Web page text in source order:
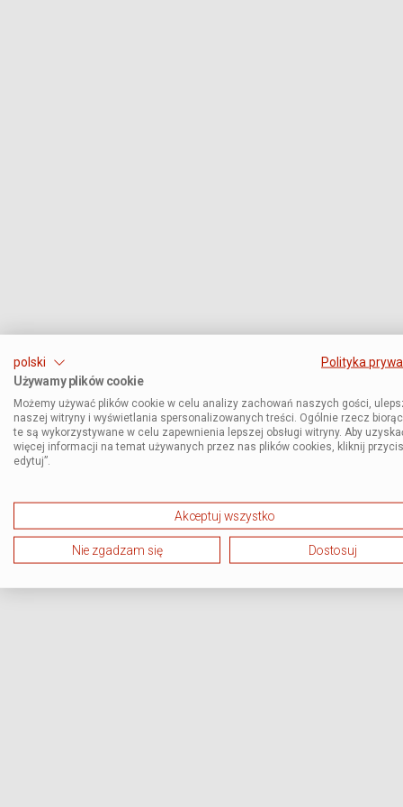
polski
Polityka
Używamy plików cookie
Możemy używać plików cookie w celu analizy zachowań naszych gości,
naszej witryny i wyświetlania spersonalizowanych treści. Ogólnie rzecz
te są wykorzystywane w celu zapewnienia lepszej obsługi witryny. Aby
więcej informacji na temat używanych przez nas plików cookies, kliknij
edytuj”.
Akceptuj wszystko
Nie zgadzam się Dostosuj